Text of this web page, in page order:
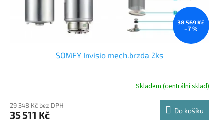
38 569 Kč
–7 %
SOMFY Invisio mech.brzda 2ks
Skladem (centrální sklad)
29 348 Kč bez DPH
35 511 Kč Do košíku